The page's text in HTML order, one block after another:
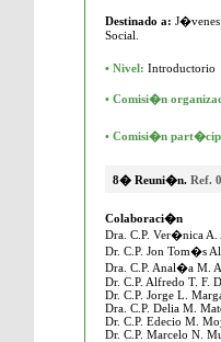
Destinado a: J�venes
Social.
• Nivel: Introductorio
• Comisi�n
• Comisi�n
8� Reuni�n. Ref.
Colaboraci�n
Dra. C.P. Ver�nica
Dr. C.P. Jon Tom�s
Dra. C.P. Anal�a M.
Dr. C.P. Alfredo T. F.
Dr. C.P. Jorge L.
Dra. C.P. Delia M.
Dr. C.P. Edecio M.
Dr. C.P. Marcelo N.